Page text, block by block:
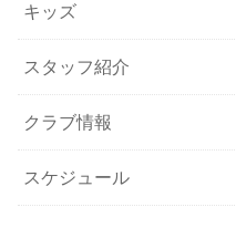
キッズ
スタッフ紹介
クラブ情報
スケジュール